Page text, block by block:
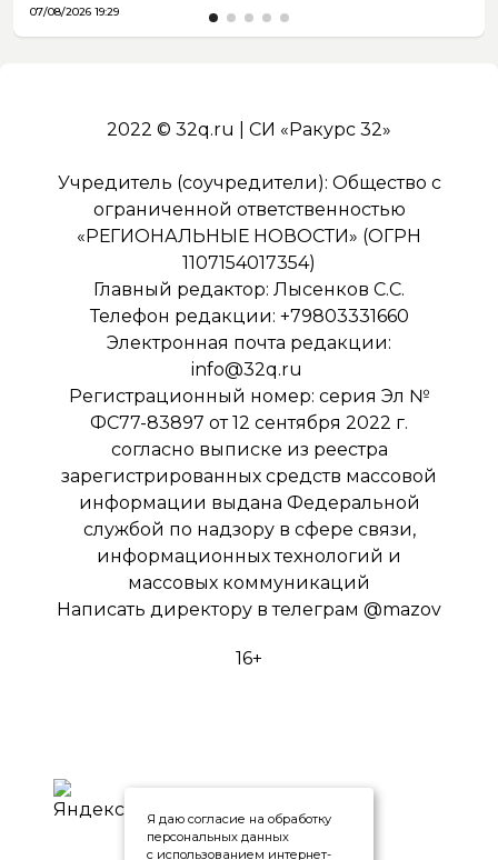
07/08/2026 19:29
2022 © 32q.ru | СИ «Ракурс 32»
Учредитель (соучредители): Общество с
ограниченной ответственностью
«РЕГИОНАЛЬНЫЕ НОВОСТИ» (ОГРН
1107154017354)
Главный редактор: Лысенков С.С.
Телефон редакции: +79803331660
Электронная почта редакции:
info@32q.ru
Регистрационный номер: серия Эл №
ФС77-83897 от 12 сентября 2022 г.
согласно выписке из реестра
зарегистрированных средств массовой
информации выдана Федеральной
службой по надзору в сфере связи,
информационных технологий и
массовых коммуникаций
Написать директору в телеграм @mazov
16+
Я даю согласие на обработку
персональных данных
с использованием интернет-